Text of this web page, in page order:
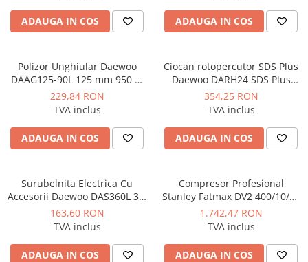
ADAUGA IN COS ADAUGA IN COS
Polizor Unghiular Daewoo
DAAG125-90L 125 mm 950 W
12.000 rpm
229,84 RON
TVA inclus
ADAUGA IN COS
Ciocan rotopercutor SDS Plus
Daewoo DARH24 SDS Plus
1050W 24mm
354,25 RON
TVA inclus
ADAUGA IN COS
Surubelnita Electrica Cu
Accesorii Daewoo DAS360L 3.6
V
163,60 RON
TVA inclus
ADAUGA IN COS
Compresor Profesional
Stanley Fatmax DV2 400/10/50
Orizontal 3CP 10 bar 356L/min
1.742,47 RON
TVA inclus
ADAUGA IN COS